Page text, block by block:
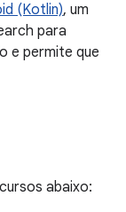
(Kotlin), um
para
e permite que
abaixo: